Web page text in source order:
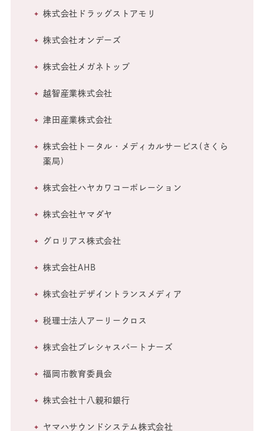
株式会社ドラッグストアモリ
株式会社オンデーズ
株式会社メガネトップ
越智産業株式会社
津田産業株式会社
株式会社トータル・メディカルサービス(さくら
薬局)
株式会社ハヤカワコーポレーション
株式会社ヤマダヤ
グロリアス株式会社
株式会社AHB
株式会社デザイントランスメディア
税理士法人アーリークロス
株式会社プレシャスパートナーズ
福岡市教育委員会
株式会社十八親和銀行
ヤマハサウンドシステム株式会社